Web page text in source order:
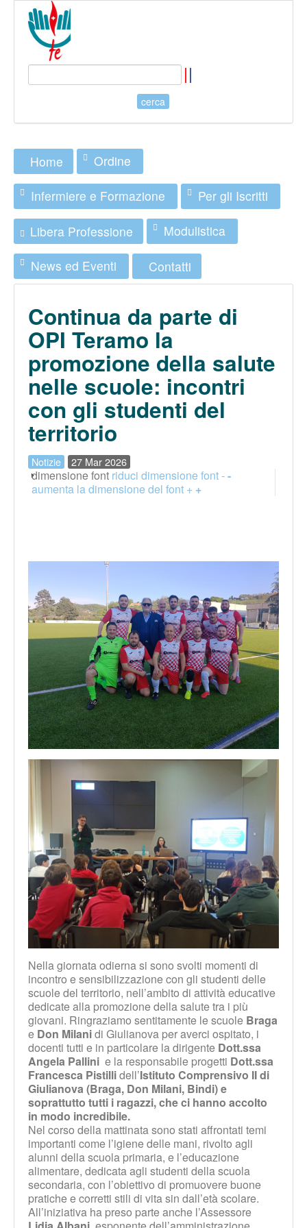
Home Ordine
Infermiere e Formazione Per gli Iscritti
Libera Professione Modulistica
News ed Eventi Contatti
Continua da parte di
OPI Teramo la
promozione della salute
nelle scuole: incontri
con gli studenti del
territorio
Notizie 27 Mar 2026
dimensione font riduci dimensione font --
aumenta la dimensione del font + +
Nella giornata odierna si sono svolti momenti di
incontro e sensibilizzazione con gli studenti delle
scuole del territorio, nell’ambito di attività educative
dedicate alla promozione della salute tra i più
giovani. Ringraziamo sentitamente le scuole Braga
e Don Milanidi Giulianova per averci ospitato, i
docenti tutti e in particolare la dirigente Dott.ssa
Angela Pallini e la responsabile progetti Dott.ssa
Francesca Pistillidell’Istituto Comprensivo II di
Giulianova (Braga, Don Milani, Bindi)e
soprattutto tutti i ragazzi, che ci hanno accolto
in modo incredibile.
Nel corso della mattinata sono stati affrontati temi
importanti come l’igiene delle mani, rivolto agli
alunni della scuola primaria, e l’educazione
alimentare, dedicata agli studenti della scuola
secondaria, con l’obiettivo di promuovere buone
pratiche e corretti stili di vita sin dall’età scolare.
All’iniziativa ha preso parte anche l’Assessore